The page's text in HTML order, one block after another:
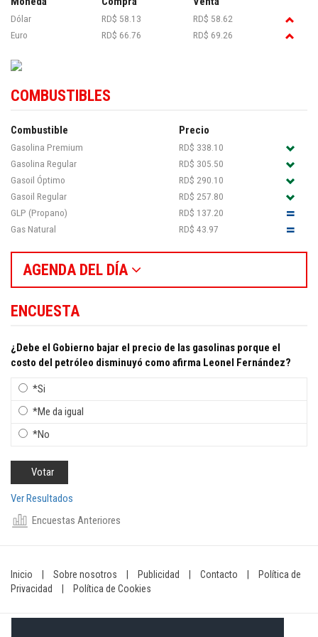
Dólar RD$ 58.13
RD$ 58.62
Euro
RD$ 66.76 RD$ 69.26
COMBUSTIBLES
Combustible Precio
Gasolina Premium
RD$ 338.10
Gasolina Regular
RD$ 305.50
Gasoil Óptimo
RD$ 290.10
Gasoil Regular
RD$ 257.80
GLP (Propano)
RD$ 137.20
Gas Natural
RD$ 43.97
AGENDA DEL DÍA
ENCUESTA
¿Debe el Gobierno bajar el precio de las gasolinas porque el
costo del petróleo disminuyó como afirma Leonel Fernández?
*Si
*Me da igual
*No
Ver Resultados
Encuestas Anteriores
Inicio Sobre nosotros Publicidad Contacto
Política de
Privacidad
Política de Cookies